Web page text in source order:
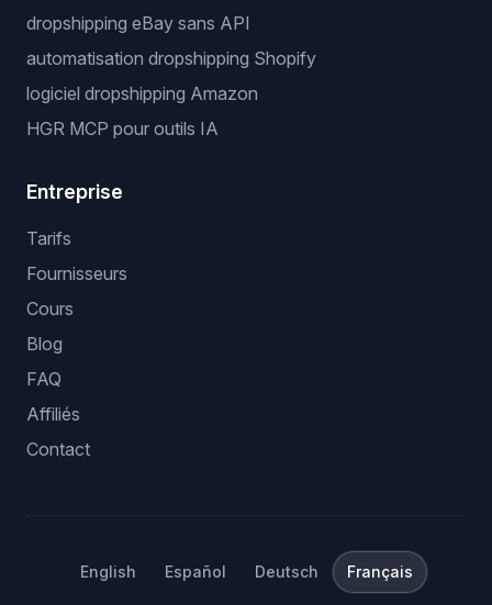
dropshipping eBay sans API
automatisation dropshipping Shopify
logiciel dropshipping Amazon
HGR MCP pour outils IA
Entreprise
Tarifs
Fournisseurs
Cours
Blog
FAQ
Affiliés
Contact
English Español Deutsch Français